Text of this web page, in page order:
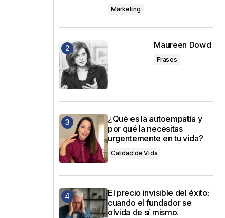
Marketing
Maureen Dowd
Frases
¿Qué es la autoempatía y
por qué la necesitas
urgentemente en tu vida?
Calidad de Vida
El precio invisible del éxito:
cuando el fundador se
olvida de sí mismo.